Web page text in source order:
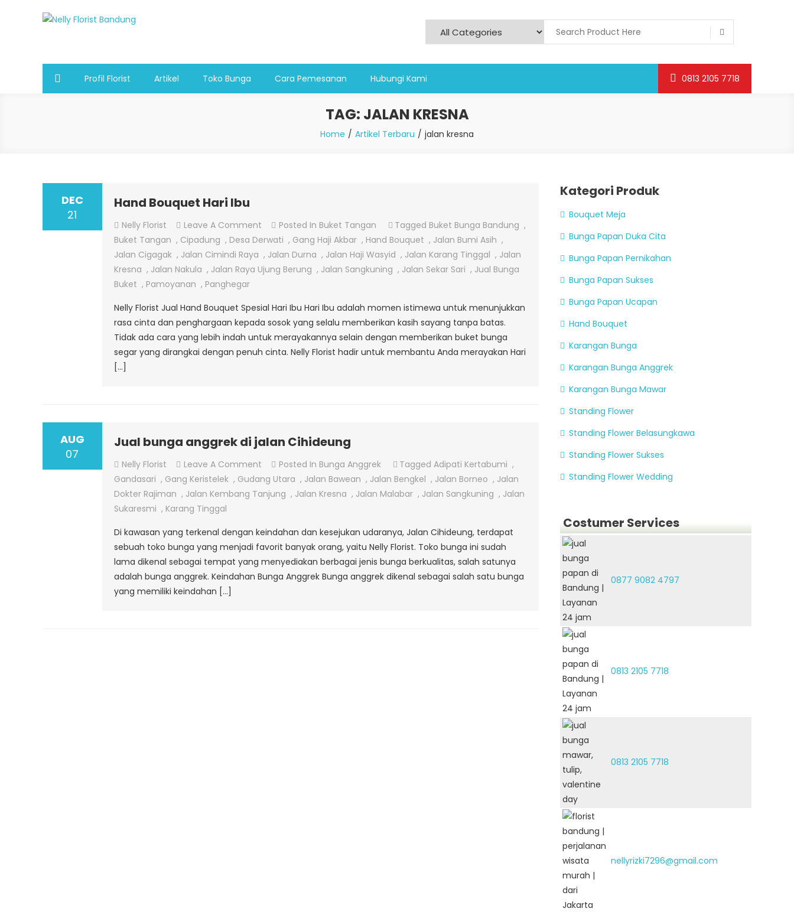
Profil Florist Artikel Toko Bunga Cara Pemesanan Hubungi Kami 0813 2105 7718
TAG: JALAN KRESNA
Home Artikel Terbaru jalan kresna
DEC
21
Hand Bouquet Hari Ibu
Nelly Florist Leave A CommentOn
Hand
Bouquet
Hari
Posted In Buket Tangan Tagged Buket Bunga Bandung ,
Buket Tangan , Cipadung , Desa Derwati , Gang Haji Akbar , Hand Bouquet , Jalan Bumi Asih ,
Jalan Cigagak , Jalan Cimindi Raya , Jalan Durna , Jalan Haji Wasyid , Jalan Karang Tinggal , Jalan
Kresna , Jalan Nakula , Jalan Raya Ujung Berung , Jalan Sangkuning , Jalan Sekar Sari , Jual Bunga
Buket , Pamoyanan , Panghegar
Nelly Florist Jual Hand Bouquet Spesial Hari Ibu Hari Ibu adalah momen istimewa untuk menunjukkan
rasa cinta dan penghargaan kepada sosok yang selalu memberikan kasih sayang tanpa batas.
Tidak ada cara yang lebih indah untuk merayakannya selain dengan memberikan buket bunga
segar yang dirangkai dengan penuh cinta. Nelly Florist hadir untuk membantu Anda merayakan Hari
[…]
AUG
07
Jual bunga anggrek di jalan Cihideung
Nelly Florist Leave A CommentOn
Jual
Bunga
Jalan
Cihideung
Posted In Bunga Anggrek Tagged Adipati Kertabumi ,
Gandasari , Gang Keristelek , Gudang Utara , Jalan Bawean , Jalan Bengkel , Jalan Borneo , Jalan
Dokter Rajiman , Jalan Kembang Tanjung , Jalan Kresna , Jalan Malabar , Jalan Sangkuning , Jalan
Sukaresmi , Karang Tinggal
Di kawasan yang terkenal dengan keindahan dan kesejukan udaranya, Jalan Cihideung, terdapat
sebuah toko bunga yang menjadi favorit banyak orang, yaitu Nelly Florist. Toko bunga ini sudah
lama dikenal sebagai tempat yang menyediakan berbagai jenis bunga berkualitas, salah satunya
adalah bunga anggrek. Keindahan Bunga Anggrek Bunga anggrek dikenal sebagai salah satu bunga
yang memiliki keindahan […]
Kategori Produk
Bouquet Meja
Bunga Papan Duka Cita
Bunga Papan Pernikahan
Bunga Papan Sukses
Bunga Papan Ucapan
Hand Bouquet
Karangan Bunga
Karangan Bunga Anggrek
Karangan Bunga Mawar
Standing Flower
Standing Flower Belasungkawa
Standing Flower Sukses
Standing Flower Wedding
Costumer Services
0877 9082 4797
0813 2105 7718
0813 2105 7718
nellyrizki7296@gmail.com